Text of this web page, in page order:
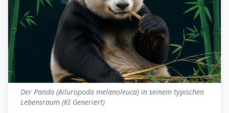
Der Panda (Ailuropoda melanoleuca) in seinem typischen
Lebensraum (KI Generiert)